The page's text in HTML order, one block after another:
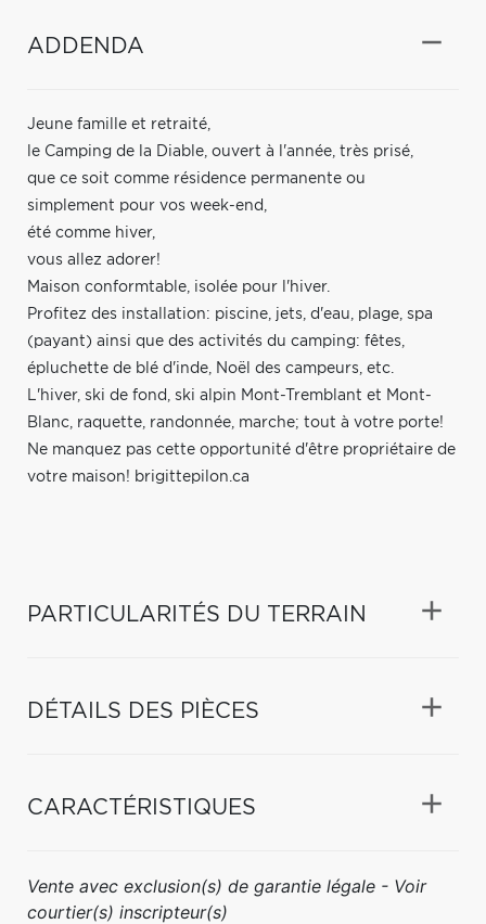
ADDENDA
Jeune famille et retraité,
le Camping de la Diable, ouvert à l'année, très prisé,
que ce soit comme résidence permanente ou
simplement pour vos week-end,
été comme hiver,
vous allez adorer!
Maison conformtable, isolée pour l'hiver.
Profitez des installation: piscine, jets, d'eau, plage, spa
(payant) ainsi que des activités du camping: fêtes,
épluchette de blé d'inde, Noël des campeurs, etc.
L'hiver, ski de fond, ski alpin Mont-Tremblant et Mont-
Blanc, raquette, randonnée, marche; tout à votre porte!
Ne manquez pas cette opportunité d'être propriétaire de
votre maison! brigittepilon.ca
PARTICULARITÉS DU TERRAIN
DÉTAILS DES PIÈCES
CARACTÉRISTIQUES
Vente avec exclusion(s) de garantie légale - Voir
courtier(s) inscripteur(s)